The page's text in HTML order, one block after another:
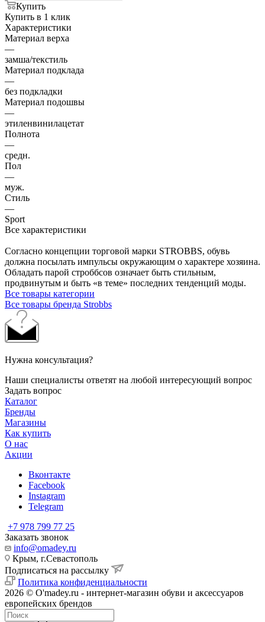
Купить
Купить в 1 клик
Характеристики
Материал верха
—
замша/текстиль
Материал подклада
—
без подкладки
Материал подошвы
—
этиленвинилацетат
Полнота
—
средн.
Пол
—
муж.
Стиль
—
Sport
Все характеристики
Согласно концепции торговой марки STROBBS, обувь
должна посылать импульсы окружающим о характере хозяина.
Обладать парой строббсов означает быть стильным,
продвинутым и быть «в теме» последних тенденций моды.
Все товары категории
Все товары бренда Strobbs
Нужна консультация?
Наши специалисты ответят на любой интересующий вопрос
Задать вопрос
Каталог
Бренды
Магазины
Как купить
О нас
Акции
Вконтакте
Facebook
Instagram
Telegram
+7 978 799 77 25
Заказать звонок
info@omadey.ru
Крым, г.Севастополь
Подписаться на рассылку
Политика конфиденциальности
2026 © O'madey.ru - интернет-магазин обуви и аксессуаров
европейских брендов